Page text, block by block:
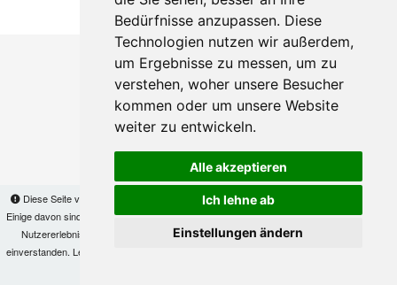
Bedürfnisse anzupassen. Diese
Technologien nutzen wir außerdem,
um Ergebnisse zu messen, um zu
verstehen, woher unsere Besucher
kommen oder um unsere Website
weiter zu entwickeln.
Alle akzeptieren
Ich lehne ab
Einstellungen ändern
Diese Seite verwendet Cookies, um Informationen auf Ihrem Computer zu speichern.
Einige davon sind notwendig, damit unsere Seite funktioniert, andere helfen uns dabei, das
Nutzererlebnis zu verbessern. Mit der Nutzung dieser Seite erklären Sie sich damit
einverstanden. Lesen Sie unsere
Makis© Copyright 2026